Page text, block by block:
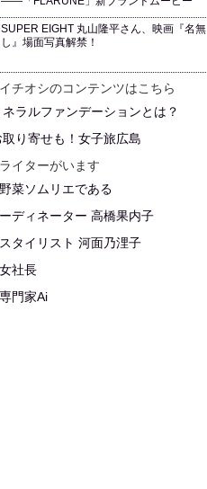
SUPER EIGHT 丸山隆平さん、映画『名無
し』場面写真解禁！